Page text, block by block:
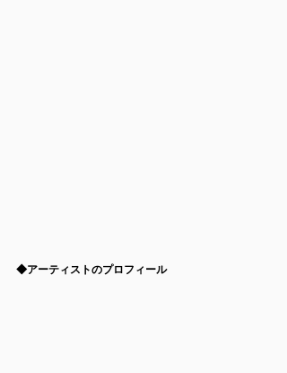
◆アーティストのプロフィール